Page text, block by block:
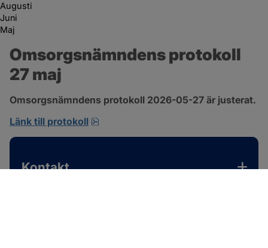
Augusti
Juni
Maj
Omsorgsnämndens protokoll
27 maj
Omsorgsnämndens protokoll 2026-05-27 är justerat.
Länk till protokoll
Kontakt